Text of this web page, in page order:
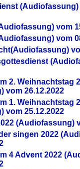
(Audiofassung)
vom
vom
2. Weihnachtstag
vom 26.12.2022
1. Weihnachtstag
vom 25.12.2022
(Audiofassung)
singen 2022
4 Advent 2022